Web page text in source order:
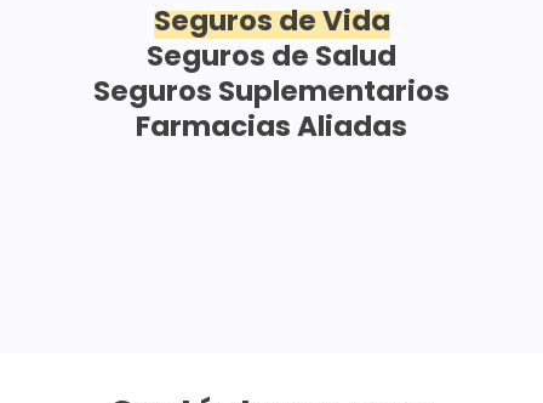
Seguros de Vida
Seguros de Salud
Seguros Suplementarios
Farmacias Aliadas